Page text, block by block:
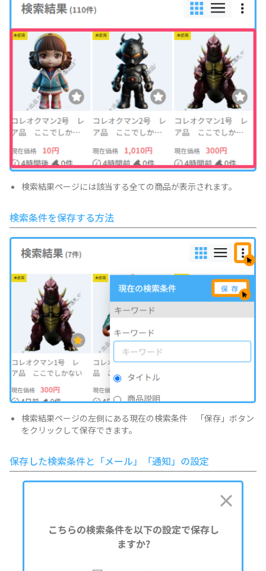
検索結果ページには該当する全ての商品が表示されます。
検索条件を保存する方法
検索結果ページの左側にある現在の検索条件 「保存」ボタン
をクリックして保存できます。
保存した検索条件と「メール」「通知」の設定